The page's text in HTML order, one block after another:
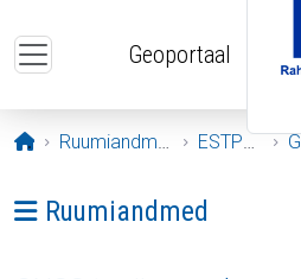
Geoportaal
Avaleht
Ruumiandmed ESTPOS
Ava menüü: Ruumiandmed
Ruumiandmed